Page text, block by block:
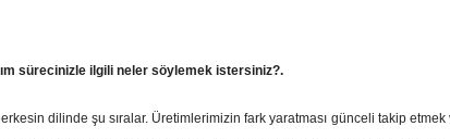
sürecinizle ilgili neler söylemek istersiniz?.
dilinde şu sıralar. Üretimlerimizin fark yaratması günceli takip etmek